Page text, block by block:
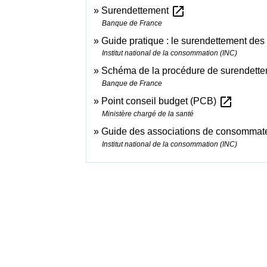
Surendettement open_in_new
Banque de France
Guide pratique : le surendettement
Institut national de la consommation (INC)
Schéma de la procédure de
Banque de France
Point conseil budget (PCB) open_in_new
Ministère chargé de la santé
Guide des associations de
Institut national de la consommation (INC)